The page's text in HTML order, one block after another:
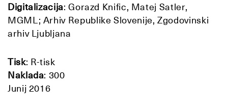
Digitalizacija: Gorazd Knific, Matej Satler,
MGML; Arhiv Republike Slovenije, Zgodovinski
arhiv Ljubljana
Tisk: R-tisk
Naklada: 300
Junij 2016